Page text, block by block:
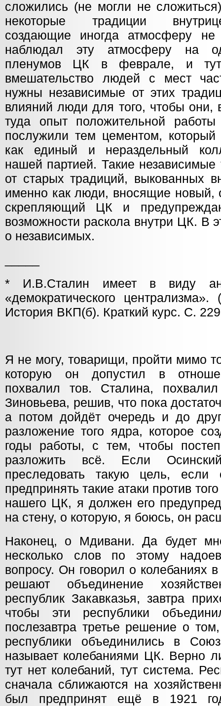
сложились (не могли не
некоторые традиции
создающие иногда атмосферу
наблюдал эту атмосферу на
пленумов ЦК в феврале, и
вмешательство людей с мест
нужны независимые от этих
влияний люди для того, чтобы
туда опыт положительной
послужили тем цементом,
как единый и нераздельный
нашей партией. Такие
от старых традиций, выкованных
именно как люди, вносящие новый,
скрепляющий ЦК и
возможности раскола внутри ЦК. В
о независимых.
* И.В.Сталин имеет в виду
«демократического
История ВКП(б). Краткий курс. С.
Я не могу, товарищи, пройти мимо
которую он допустил в
похвалил тов. Сталина,
Зиновьева, решив, что пока
а потом дойдёт очередь и до
разложение того ядра, которое
годы работы, с тем, чтобы
разложить всё. Если
преследовать такую цель, если
предпринять такие атаки против
нашего ЦК, я должен его
на стену, о которую, я боюсь, он
Наконец, о Мдивани. Да будет
несколько слов по этому
вопросу. Он говорил о колебаниях
решают объединение
республик Закавказья, завтра
чтобы эти республики
послезавтра третье решение о
республики объединились в
называет колебаниями ЦК. Верно
тут нет колебаний, тут система.
сначала сближаются на
был предпринят ещё в 1921